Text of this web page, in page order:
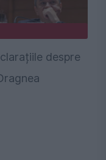
despre